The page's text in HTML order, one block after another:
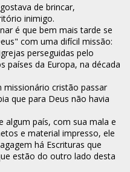
de brincar,
inimigo.
é que bem mais tarde se
com uma difícil missão:
perseguidas pelo
países da Europa, na década
missionário cristão passar
que para Deus não havia
algum país, com sua mala e
e material impresso, ele
há Escrituras que
estão do outro lado desta